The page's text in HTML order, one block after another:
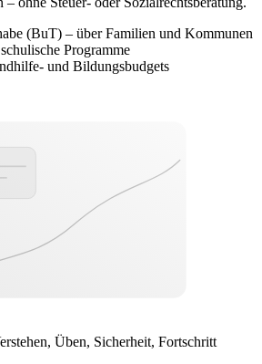
(BuT) – über Familien und Kommunen
Programme
und Bildungsbudgets
Üben
Fortschritt
Üben, Sicherheit, Fortschritt